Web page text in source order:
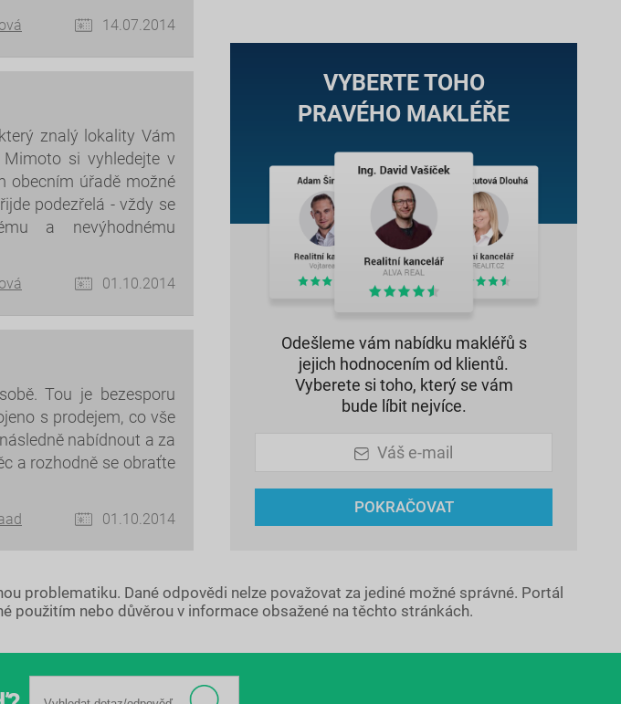
14.07.2014
znalý lokality Vám
si vyhledejte v
obecním úřadě možné
podezřelá - vždy se
a nevýhodnému
01.10.2014
Tou je bezesporu
s prodejem, co vše
nabídnout a za
a rozhodně se obraťte
01.10.2014
VYBERTE TOHO
PRAVÉHO MAKLÉŘE
Odešleme vám nabídku makléřů s
jejich hodnocením od klientů.
Vyberete si toho, který se vám
bude líbit nejvíce.
Váš e-mail
POKRAČOVAT
problematiku. Dané odpovědi nelze považovat za jediné možné správné. Portál
použitím nebo důvěrou v informace obsažené na těchto stránkách.